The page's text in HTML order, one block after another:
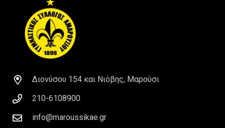
Διονύσου 154 και Νιόβης, Μαρούσι
210-6108900
info@maroussikae.gr